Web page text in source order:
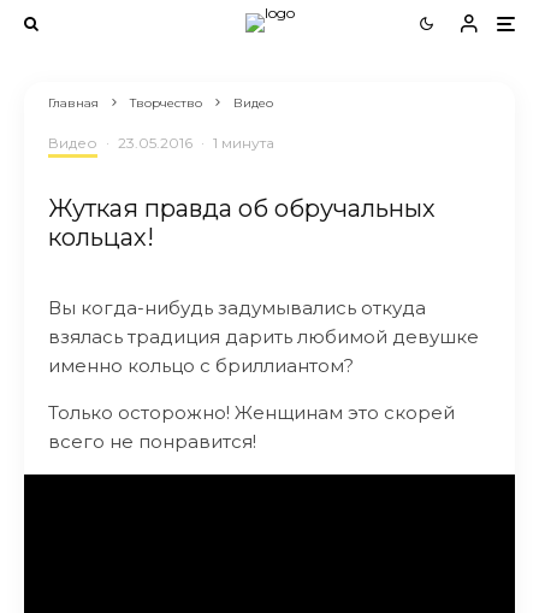
Главная Творчество Видео
Видео · 23.05.2016 · 1 минута
Жуткая правда об обручальных
кольцах!
Вы когда-нибудь задумывались откуда
взялась традиция дарить любимой девушке
именно кольцо с бриллиантом?
Только осторожно! Женщинам это скорей
всего не понравится!